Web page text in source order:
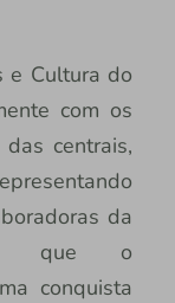
e Cultura do
com os
centrais,
da
que o
conquista